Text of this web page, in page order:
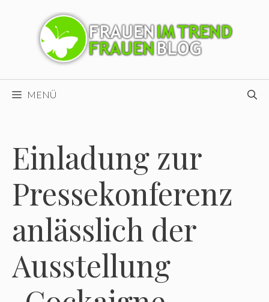
MENÜ
Einladung zur
Pressekonferenz
anlässlich der
Ausstellung